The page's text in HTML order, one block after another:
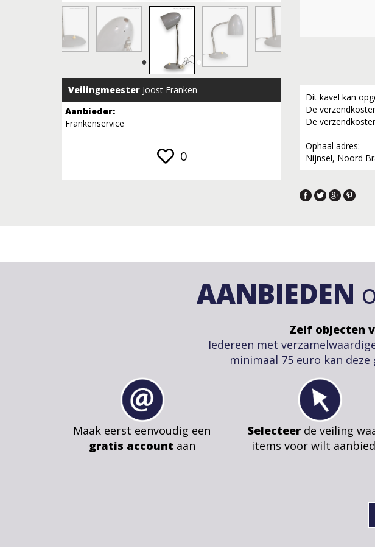
Veilingmeester Joost Franken
Aanbieder:
Frankenservice
0
Dit kavel kan
De
De
Ophaal adres:
Nijnsel, Noord
AANBIEDEN
Zelf objecten
Iedereen met
minimaal 75 euro kan
Maak eerst eenvoudig een
gratis account aan
Selecteer de veiling
items voor wilt